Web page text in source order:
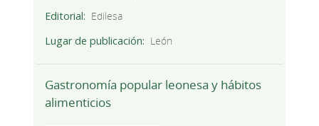
Editorial
Edilesa
Lugar de publicación
León
Gastronomía popular leonesa y hábitos
alimenticios